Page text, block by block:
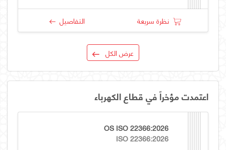
نظرة سريعة التفاصيل
عرض الكل
اعتمدت مؤخراً في قطاع الكهرباء
OS ISO 22366:2026
ISO 22366:2026